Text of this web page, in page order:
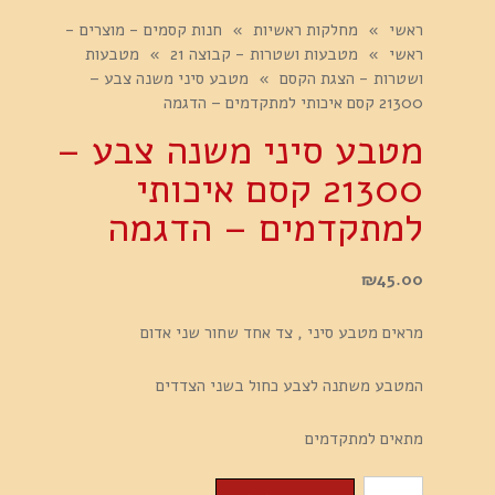
ראשי » מחלקות ראשיות » חנות קסמים - מוצרים -
ראשי » מטבעות ושטרות - קבוצה 21 » מטבעות
ושטרות - הצגת הקסם » מטבע סיני משנה צבע –
21300 קסם איכותי למתקדמים – הדגמה
מטבע סיני משנה צבע –
21300 קסם איכותי
למתקדמים – הדגמה
₪45.00
מראים מטבע סיני , צד אחד שחור שני אדום
המטבע משתנה לצבע כחול בשני הצדדים
מתאים למתקדמים